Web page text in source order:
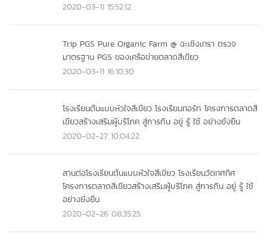
2020-03-11 15:52:12
Trip PGS Pure Organic Farm @ ฉะเชิงเทรา ตรวจ
มาตรฐาน PGS ของเครือข่ายตลาดสีเขียว
2020-03-11 16:10:30
โรงเรียนต้นแบบหัวใจสีเขียว โรงเรียนทอรัก โครงการตลาดสี
เขียวสร้างเสริมผู้บริโภค สู่การกิน อยู่ รู้ ใช้ อย่างยั่งยืน
2020-02-27 10:04:22
สานต่อโรงเรียนต้นแบบหัวใจสีเขียว โรงเรียนวัดทศทิศ
โครงการตลาดสีเขียวสร้างเสริมผู้บริโภค สู่การกิน อยู่ รู้ ใช้
อย่างยั่งยืน
2020-02-26 08:35:25